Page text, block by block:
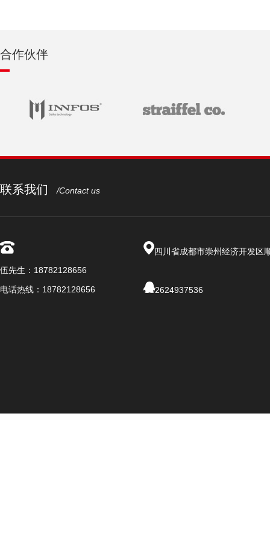
合作伙伴
联系我们 /Contact us
伍先生：18782128656
电话热线：18782128656
四川省成都市崇州经济开发区
2624937536